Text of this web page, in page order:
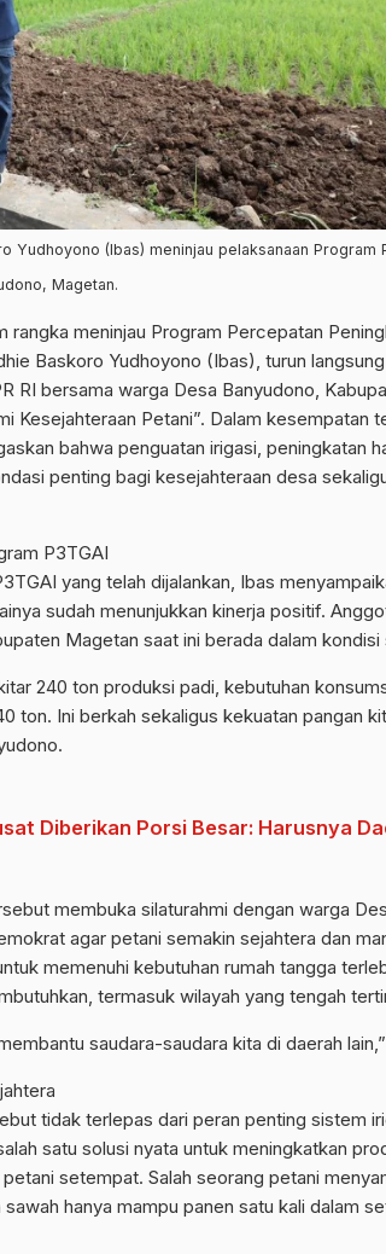
Yudhoyono (Ibas) meninjau pelaksanaan Program
Magetan.
rangka meninjau Program Percepatan
Baskoro Yudhoyono (Ibas), turun
RI bersama warga Desa Banyudono,
Kesejahteraan Petani”. Dalam kesempatan
bahwa penguatan irigasi, peningkatan
penting bagi kesejahteraan desa
P3TGAI
yang telah dijalankan, Ibas
sudah menunjukkan kinerja positif.
Magetan saat ini berada dalam kondisi
240 ton produksi padi, kebutuhan
ton. Ini berkah sekaligus kekuatan pangan
Diberikan Porsi Besar: Harusnya
membuka silaturahmi dengan warga
agar petani semakin sejahtera dan
memenuhi kebutuhan rumah tangga
termasuk wilayah yang tengah
saudara-saudara kita di daerah
tidak terlepas dari peran penting sistem
satu solusi nyata untuk meningkatkan
setempat. Salah seorang petani
hanya mampu panen satu kali dalam